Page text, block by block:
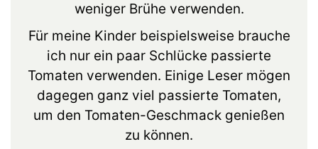
weniger Brühe verwenden.
Für meine Kinder beispielsweise brauche
ich nur ein paar Schlücke passierte
Tomaten verwenden. Einige Leser mögen
dagegen ganz viel passierte Tomaten,
um den Tomaten-Geschmack genießen
zu können.